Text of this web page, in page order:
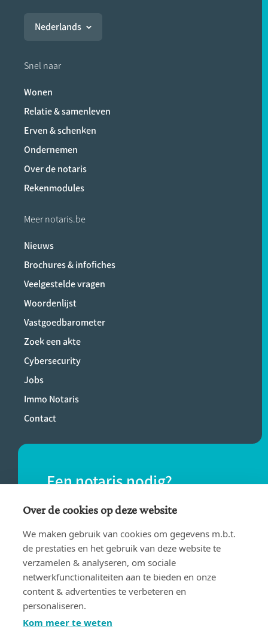
Nederlands
Snel naar
Wonen
Relatie & samenleven
Erven & schenken
Ondernemen
Over de notaris
Rekenmodules
Meer notaris.be
Nieuws
Brochures & infofiches
Veelgestelde vragen
Woordenlijst
Vastgoedbarometer
Zoek een akte
Cybersecurity
Jobs
Immo Notaris
Contact
Een notaris nodig?
Vind eenvoudig een notaris bij jou in de
buurt.
VIND EEN NOTARIS
Over de cookies op deze website
We maken gebruik van cookies om gegevens m.b.t.
de prestaties en het gebruik van deze website te
verzamelen & analyseren, om sociale
netwerkfunctionaliteiten aan te bieden en onze
content & advertenties te verbeteren en
personaliseren.
Kom meer te weten